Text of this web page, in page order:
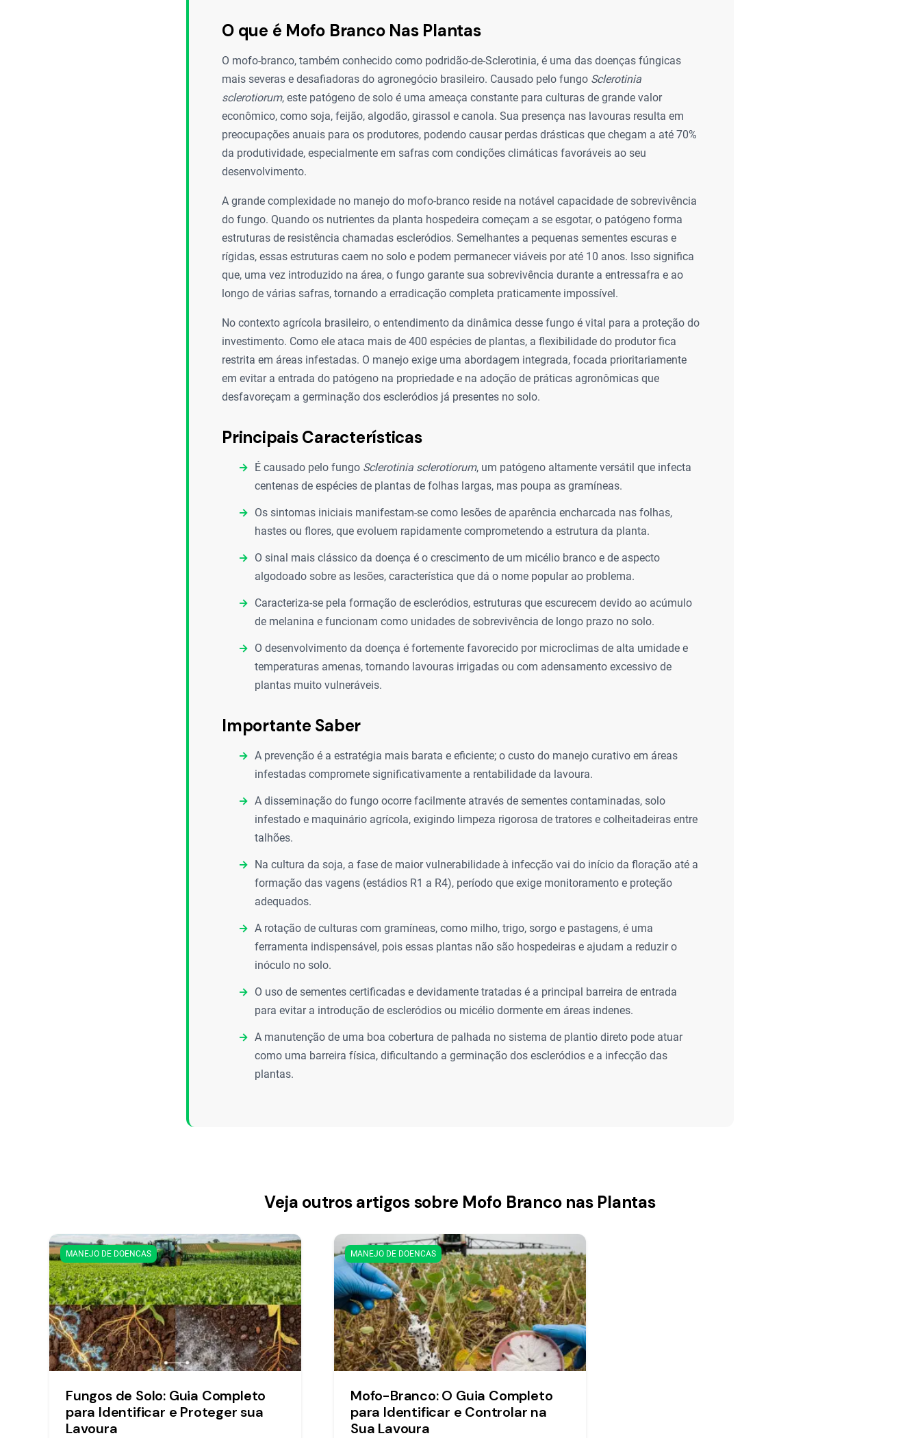
O que é Mofo Branco Nas Plantas
O mofo-branco, também conhecido como podridão-de-Sclerotinia, é uma das doenças fúngicas
mais severas e desafiadoras do agronegócio brasileiro. Causado pelo fungo Sclerotinia
sclerotiorum, este patógeno de solo é uma ameaça constante para culturas de grande valor
econômico, como soja, feijão, algodão, girassol e canola. Sua presença nas lavouras resulta em
preocupações anuais para os produtores, podendo causar perdas drásticas que chegam a até 70%
da produtividade, especialmente em safras com condições climáticas favoráveis ao seu
desenvolvimento.
A grande complexidade no manejo do mofo-branco reside na notável capacidade de sobrevivência
do fungo. Quando os nutrientes da planta hospedeira começam a se esgotar, o patógeno forma
estruturas de resistência chamadas escleródios. Semelhantes a pequenas sementes escuras e
rígidas, essas estruturas caem no solo e podem permanecer viáveis por até 10 anos. Isso significa
que, uma vez introduzido na área, o fungo garante sua sobrevivência durante a entressafra e ao
longo de várias safras, tornando a erradicação completa praticamente impossível.
No contexto agrícola brasileiro, o entendimento da dinâmica desse fungo é vital para a proteção do
investimento. Como ele ataca mais de 400 espécies de plantas, a flexibilidade do produtor fica
restrita em áreas infestadas. O manejo exige uma abordagem integrada, focada prioritariamente
em evitar a entrada do patógeno na propriedade e na adoção de práticas agronômicas que
desfavoreçam a germinação dos escleródios já presentes no solo.
Principais Características
É causado pelo fungo Sclerotinia sclerotiorum, um patógeno altamente versátil que infecta
centenas de espécies de plantas de folhas largas, mas poupa as gramíneas.
Os sintomas iniciais manifestam-se como lesões de aparência encharcada nas folhas,
hastes ou flores, que evoluem rapidamente comprometendo a estrutura da planta.
O sinal mais clássico da doença é o crescimento de um micélio branco e de aspecto
algodoado sobre as lesões, característica que dá o nome popular ao problema.
Caracteriza-se pela formação de escleródios, estruturas que escurecem devido ao acúmulo
de melanina e funcionam como unidades de sobrevivência de longo prazo no solo.
O desenvolvimento da doença é fortemente favorecido por microclimas de alta umidade e
temperaturas amenas, tornando lavouras irrigadas ou com adensamento excessivo de
plantas muito vulneráveis.
Importante Saber
A prevenção é a estratégia mais barata e eficiente; o custo do manejo curativo em áreas
infestadas compromete significativamente a rentabilidade da lavoura.
A disseminação do fungo ocorre facilmente através de sementes contaminadas, solo
infestado e maquinário agrícola, exigindo limpeza rigorosa de tratores e colheitadeiras entre
talhões.
Na cultura da soja, a fase de maior vulnerabilidade à infecção vai do início da floração até a
formação das vagens (estádios R1 a R4), período que exige monitoramento e proteção
adequados.
A rotação de culturas com gramíneas, como milho, trigo, sorgo e pastagens, é uma
ferramenta indispensável, pois essas plantas não são hospedeiras e ajudam a reduzir o
inóculo no solo.
O uso de sementes certificadas e devidamente tratadas é a principal barreira de entrada
para evitar a introdução de escleródios ou micélio dormente em áreas indenes.
A manutenção de uma boa cobertura de palhada no sistema de plantio direto pode atuar
como uma barreira física, dificultando a germinação dos escleródios e a infecção das
plantas.
Veja outros artigos sobre Mofo Branco nas Plantas
MANEJO DE DOENCAS
Fungos de Solo: Guia Completo
para Identificar e Proteger sua
Lavoura
MANEJO DE DOENCAS
Mofo-Branco: O Guia Completo
para Identificar e Controlar na
Sua Lavoura